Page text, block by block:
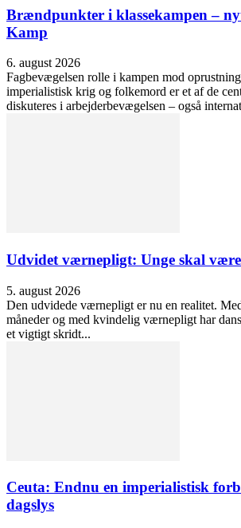
Brændpunkter i klassekampen –
Kamp
6. august 2026
Fagbevægelsen rolle i kampen mod
imperialistisk krig og folkemord er et af de
diskuteres i arbejderbevægelsen – også
Udvidet værnepligt: Unge skal
5. august 2026
Den udvidede værnepligt er nu en realitet.
måneder og med kvindelig værnepligt har
et vigtigt skridt...
Ceuta: Endnu en imperialistisk
dagslys